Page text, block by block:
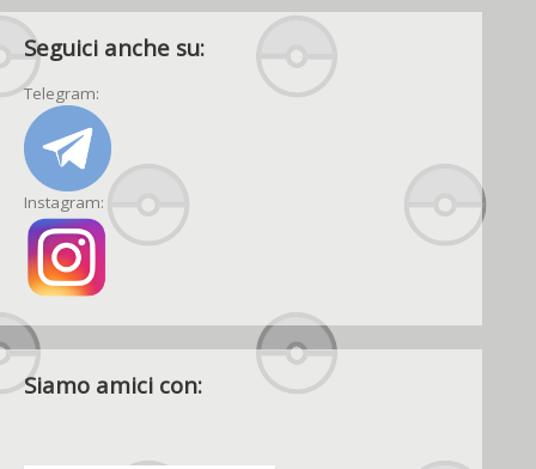
Seguici anche su:
Telegram:
Instagram:
Siamo amici con: